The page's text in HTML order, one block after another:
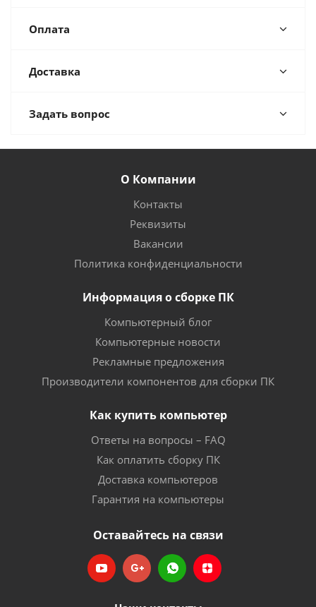
Оплата
Доставка
Задать вопрос
О Компании
Контакты
Реквизиты
Вакансии
Политика конфиденциальности
Информация о сборке ПК
Компьютерный блог
Компьютерные новости
Рекламные предложения
Производители компонентов для сборки ПК
Как купить компьютер
Ответы на вопросы – FAQ
Как оплатить сборку ПК
Доставка компьютеров
Гарантия на компьютеры
Оставайтесь на связи